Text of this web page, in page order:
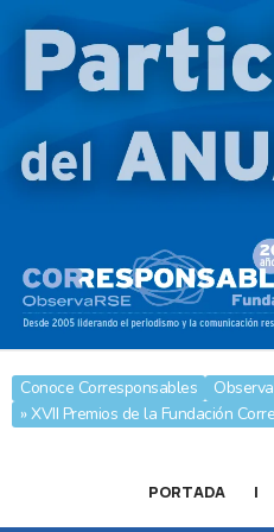
Conoce Corresponsables
» XVII Premios de la Fundación
PORTADA |